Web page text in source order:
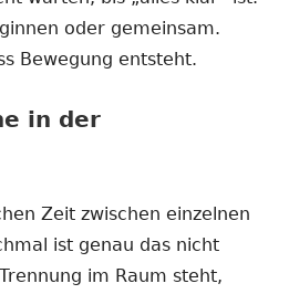
oder gemeinsam.
Bewegung entsteht.
in der
Zeit zwischen einzelnen
ist genau das nicht
im Raum steht,